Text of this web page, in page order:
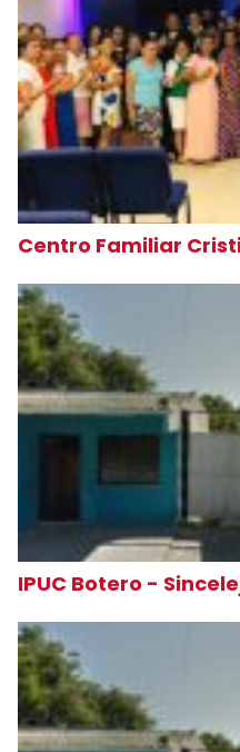
Centro Familiar
IPUC Botero -